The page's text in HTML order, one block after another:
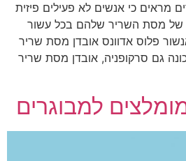
מראים כי אנשים לא פעילים פיזית
3 ל 5 אחוזים של מסת השריר שלהם בכל עשור
? אנשור פלוס אדוונס אובדן מסת שריר
גם סרקופניה, אובדן מסת שריר
למבוגרים